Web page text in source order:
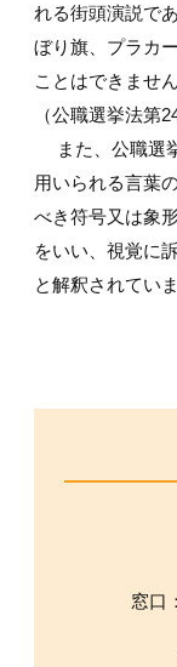
れる街頭演説で
ぼり旗、プラカ
ことはできませ
（公職選挙法第
また、公職選
用いられる言葉
べき符号又は象
をいい、視覚に
と解釈されていま
窓口